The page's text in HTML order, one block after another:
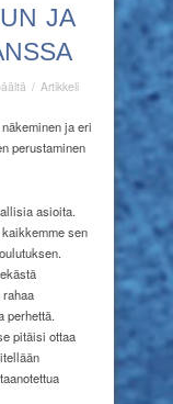
JA
artikkelissa
yhteistyössä
päiväkodin,
/ Artikkeli
ja eri
perustaminen
asioita.
sen
perhettä.
pitäisi ottaa